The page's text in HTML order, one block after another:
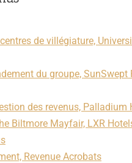
de villégiature,
du groupe, SunSwept
des revenus, Palladium
Biltmore Mayfair, LXR
Revenue Acrobats